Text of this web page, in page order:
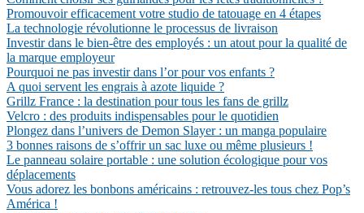
Promouvoir efficacement votre studio de tatouage en 4 étapes
La technologie révolutionne le processus de livraison
Investir dans le bien-être des employés : un atout pour la qualité de
la marque employeur
Pourquoi ne pas investir dans l’or pour vos enfants ?
A quoi servent les engrais à azote liquide ?
Grillz France : la destination pour tous les fans de grillz
Velcro : des produits indispensables pour le quotidien
Plongez dans l’univers de Demon Slayer : un manga populaire
3 bonnes raisons de s’offrir un sac luxe ou même plusieurs !
Le panneau solaire portable : une solution écologique pour vos
déplacements
Vous adorez les bonbons américains : retrouvez-les tous chez Pop’s
América !